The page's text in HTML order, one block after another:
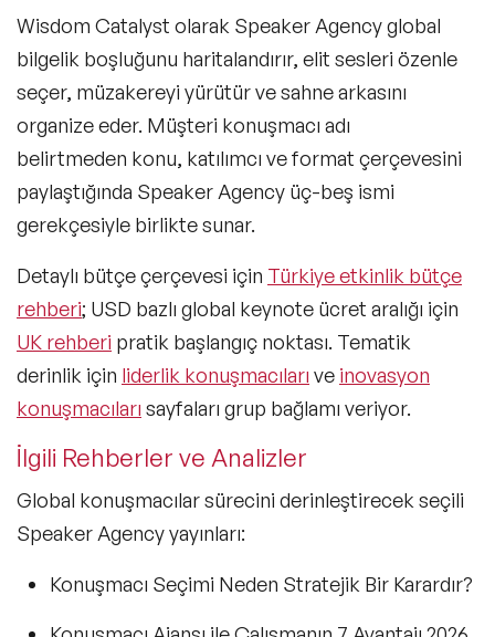
Wisdom Catalyst olarak Speaker Agency global
bilgelik boşluğunu haritalandırır, elit sesleri özenle
seçer, müzakereyi yürütür ve sahne arkasını
organize eder. Müşteri konuşmacı adı
belirtmeden konu, katılımcı ve format çerçevesini
paylaştığında Speaker Agency üç-beş ismi
gerekçesiyle birlikte sunar.
Detaylı bütçe çerçevesi için Türkiye etkinlik bütçe
rehberi; USD bazlı global keynote ücret aralığı için
UK rehberi pratik başlangıç noktası. Tematik
derinlik için liderlik konuşmacıları ve inovasyon
konuşmacıları sayfaları grup bağlamı veriyor.
İlgili Rehberler ve Analizler
Global konuşmacılar sürecini derinleştirecek seçili
Speaker Agency yayınları:
Konuşmacı Seçimi Neden Stratejik Bir Karardır?